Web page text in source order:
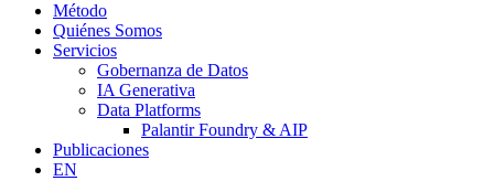
Método
Quiénes Somos
Servicios
Gobernanza de Datos
IA Generativa
Data Platforms
Palantir Foundry & AIP
Publicaciones
EN